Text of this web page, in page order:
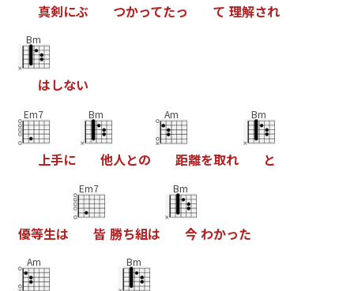
真剣にぶ つかってたっ て 理解され
Bm
はしない
Em7
上手に
Bm
他人との
Am
距離を取れ
Bm
と
優等生は
Em7
皆 勝ち組は
Bm
今 わかった
Am Bm